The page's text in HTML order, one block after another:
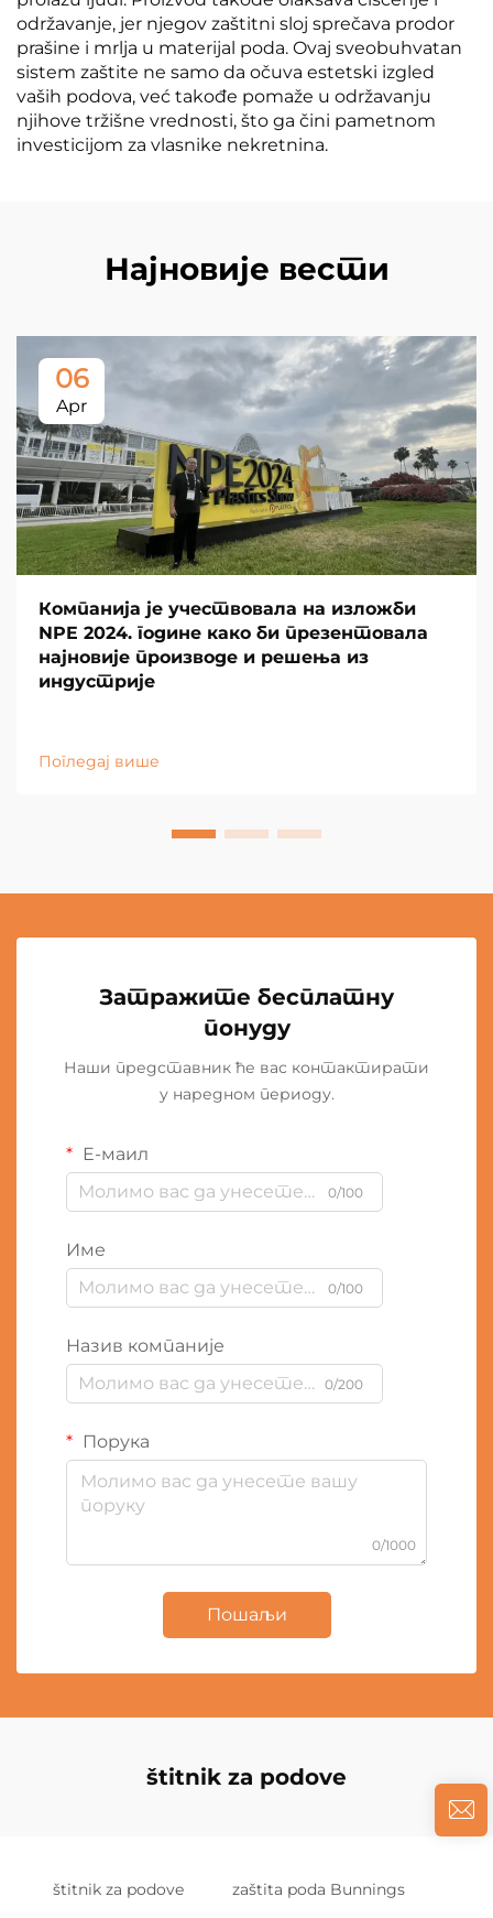
održavanje, jer njegov zaštitni sloj sprečava prodor
prašine i mrlja u materijal poda. Ovaj sveobuhvatan
sistem zaštite ne samo da očuva estetski izgled
vaših podova, već takođe pomaže u održavanju
njihove tržišne vrednosti, što ga čini pametnom
investicijom za vlasnike nekretnina.
Најновије вести
06
Apr
Компанија је учествовала на изложби
NPE 2024. године како би презентовала
најновије производе и решења из
индустрије
Погледај више
Затражите бесплатну
понуду
Наши представник ће вас контактирати
у наредном периоду.
Е-маил
0/100
Име
0/100
Назив компаније
0/200
Порука
0/1000
Пошаљи
štitnik za podove
štitnik za podove zaštita poda Bunnings